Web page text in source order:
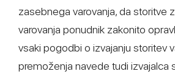
zasebnega varovanja, da storitve
varovanja ponudnik zakonito
vsaki pogodbi o izvajanju storitev
premoženja navede tudi izvajalca